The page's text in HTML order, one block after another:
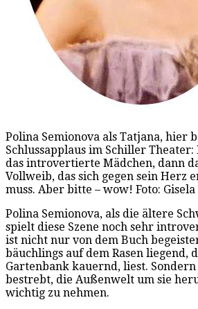
Polina Semionova als Tatjana, hier
Schlussapplaus im Schiller Theater:
das introvertierte Mädchen, dann
Vollweib, das sich gegen sein Herz
muss. Aber bitte – wow! Foto:
Polina Semionova, als die ältere
spielt diese Szene noch sehr
ist nicht nur von dem Buch
bäuchlings auf dem Rasen liegend,
Gartenbank kauernd, liest.
bestrebt, die Außenwelt um sie
wichtig zu nehmen.